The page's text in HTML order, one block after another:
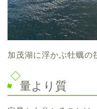
加茂湖に浮かぶ牡蠣の
量より質